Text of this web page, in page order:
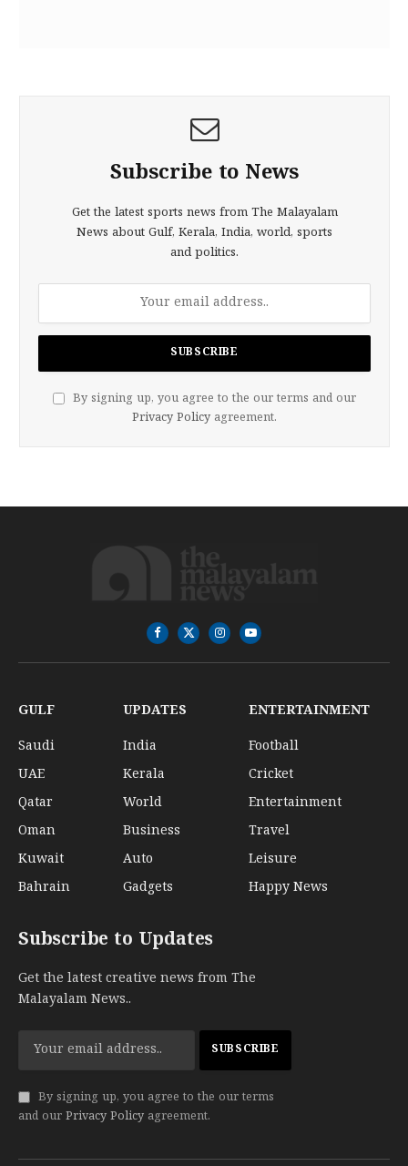
Subscribe to News
Get the latest sports news from The Malayalam
News about Gulf, Kerala, India, world, sports
and politics.
By signing up, you agree to the our terms and our
Privacy Policy agreement.
Facebook
X
(Twitter)
InstagramYouTube
GULF
Saudi
UAE
Qatar
Oman
Kuwait
Bahrain
UPDATES
India
Kerala
World
Business
Auto
Gadgets
ENTERTAINMENT
Football
Cricket
Entertainment
Travel
Leisure
Happy News
Subscribe to Updates
Get the latest creative news from The
Malayalam News..
By signing up, you agree to the our terms
and our Privacy Policy agreement.